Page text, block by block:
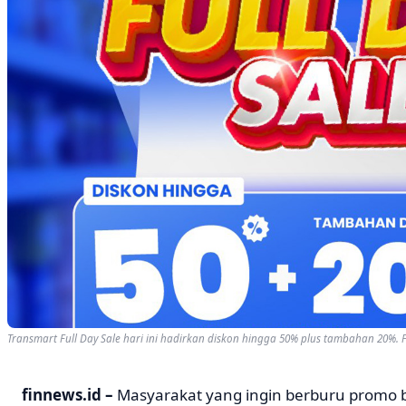
Transmart Full Day Sale hari ini hadirkan diskon hingga 50% plus tambahan 20%.
finnews.id – Masyarakat yang ingin berburu promo